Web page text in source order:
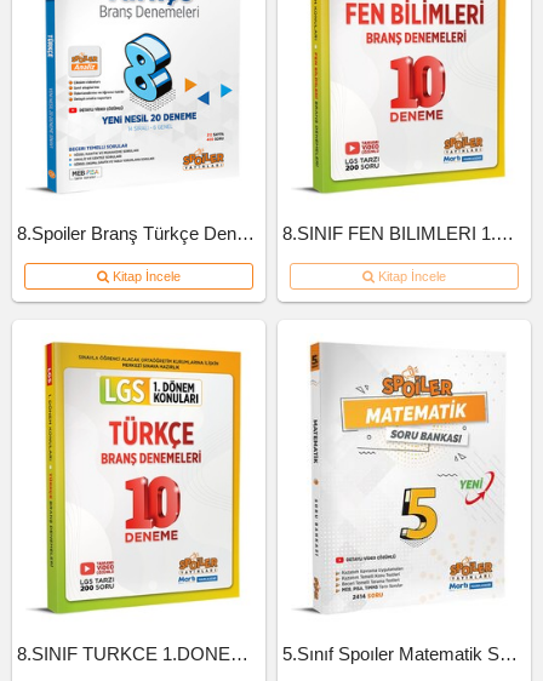
8.Spoiler Branş Türkçe Deneme
Kitap İncele
8.SINIF FEN BILIMLERI 1.DONEM 10'LU BRANS DENEME
Kitap İncele
8.SINIF TURKCE 1.DONEM 10'LU BRANS DENEME 5.Sınıf Spoıler Matematik Soru Bankası 2023